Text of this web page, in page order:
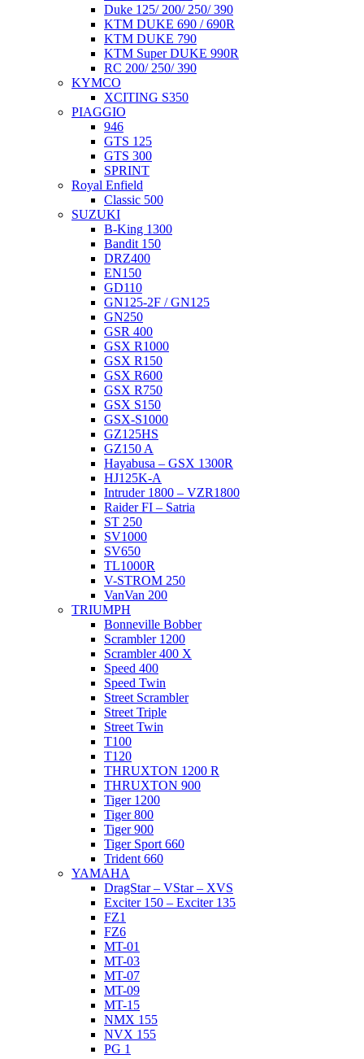
Duke 125/ 200/ 250/ 390
KTM DUKE 690 / 690R
KTM DUKE 790
KTM Super DUKE 990R
RC 200/ 250/ 390
KYMCO
XCITING S350
PIAGGIO
946
GTS 125
GTS 300
SPRINT
Royal Enfield
Classic 500
SUZUKI
B-King 1300
Bandit 150
DRZ400
EN150
GD110
GN125-2F / GN125
GN250
GSR 400
GSX R1000
GSX R150
GSX R600
GSX R750
GSX S150
GSX-S1000
GZ125HS
GZ150 A
Hayabusa – GSX 1300R
HJ125K-A
Intruder 1800 – VZR1800
Raider FI – Satria
ST 250
SV1000
SV650
TL1000R
V-STROM 250
VanVan 200
TRIUMPH
Bonneville Bobber
Scrambler 1200
Scrambler 400 X
Speed 400
Speed Twin
Street Scrambler
Street Triple
Street Twin
T100
T120
THRUXTON 1200 R
THRUXTON 900
Tiger 1200
Tiger 800
Tiger 900
Tiger Sport 660
Trident 660
YAMAHA
DragStar – VStar – XVS
Exciter 150 – Exciter 135
FZ1
FZ6
MT-01
MT-03
MT-07
MT-09
MT-15
NMX 155
NVX 155
PG 1